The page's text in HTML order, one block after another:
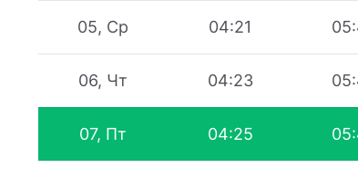
05, Ср 04:21
06, Чт 04:23
07, Пт 04:25